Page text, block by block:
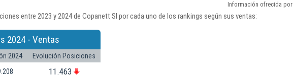
Información ofrecida por
entre 2023 y 2024 de Copanett Sl por cada uno de los rankings según sus ventas:
2024 - Ventas
2024
Evolución Posiciones
11.463